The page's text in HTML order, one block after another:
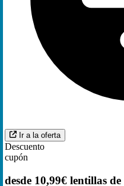
Ir a la oferta
Descuento
cupón
desde 10,99€ lentillas